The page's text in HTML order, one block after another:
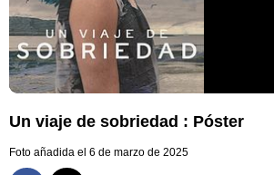
Un viaje de sobriedad : Póster
Foto añadida el 6 de marzo de 2025